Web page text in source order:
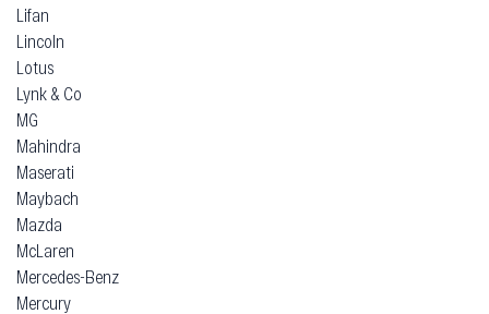
Lifan
Lincoln
Lotus
Lynk & Co
MG
Mahindra
Maserati
Maybach
Mazda
McLaren
Mercedes-Benz
Mercury